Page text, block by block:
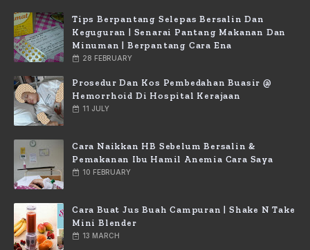
Tips Berpantang Selepas Bersalin Dan
Keguguran | Senarai Pantang Makanan Dan
Minuman | Berpantang Cara Ena
28 FEBRUARY
Prosedur Dan Kos Pembedahan Buasir @
Hemorrhoid Di Hospital Kerajaan
11 JULY
Cara Naikkan HB Sebelum Bersalin &
Pemakanan Ibu Hamil Anemia Cara Saya
10 FEBRUARY
Cara Buat Jus Buah Campuran | Shake N Take
Mini Blender
13 MARCH